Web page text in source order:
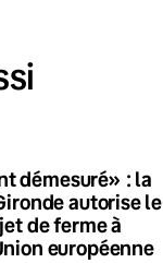
démesuré» : la
autorise le
de ferme à
européenne